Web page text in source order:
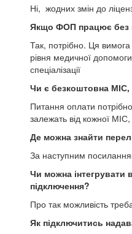
Ні, жодних змін до
Якщо ФОП працює без
Так, потрібно. Ця
рівня медичної
спеціалізації
Чи є безкоштовна МІС,
Питання оплати
залежать від кожної
Де можна знайти
За наступним
Чи можна інтегрувати
підключення?
Про так можливість
Як підключитись